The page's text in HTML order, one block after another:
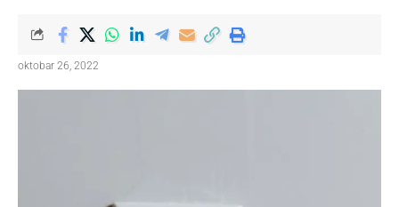
oktobar 26, 2022